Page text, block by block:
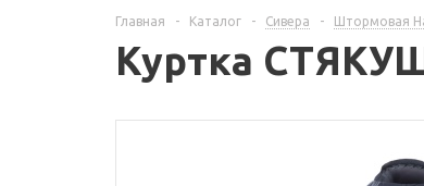
Главная - Каталог - Сивера - Штормовая
Куртка